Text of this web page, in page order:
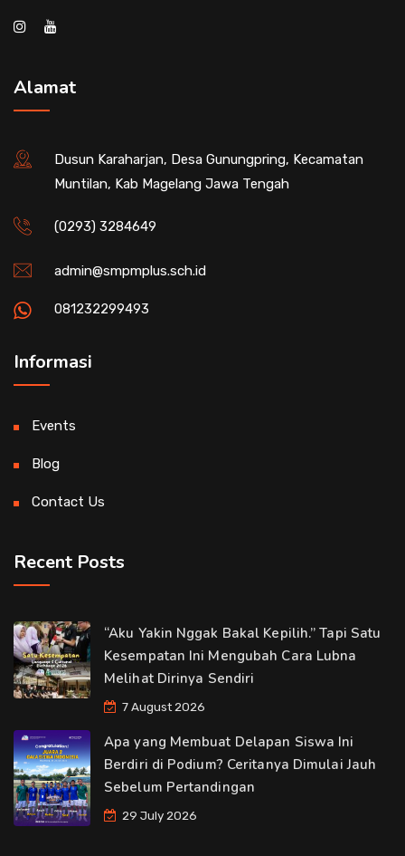
Alamat
Dusun Karaharjan, Desa Gunungpring, Kecamatan
Muntilan, Kab Magelang Jawa Tengah
(0293) 3284649
admin@smpmplus.sch.id
081232299493
Informasi
Events
Blog
Contact Us
Recent Posts
“Aku Yakin Nggak Bakal Kepilih.” Tapi Satu
Kesempatan Ini Mengubah Cara Lubna
Melihat Dirinya Sendiri
7 August 2026
Apa yang Membuat Delapan Siswa Ini
Berdiri di Podium? Ceritanya Dimulai Jauh
Sebelum Pertandingan
29 July 2026